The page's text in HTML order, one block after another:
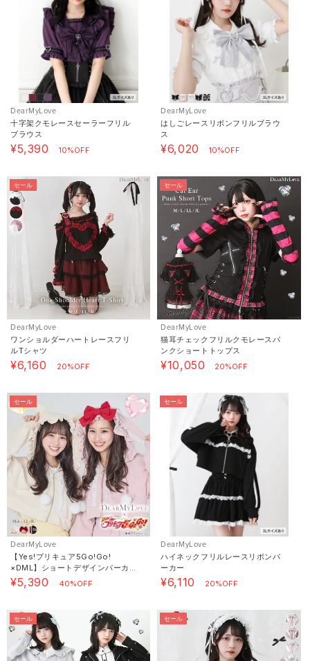
DearMyLove
十字架クモレースセーラーフリル
ブラウス
¥5,390 10%OFF
DearMyLove
はしごレースリボンフリルブラウ
ス
¥6,020 10%OFF
セール
DearMyLove
ワンショルダーハートレースフリ
ルTシャツ
¥6,160 20%OFF
セール
DearMyLove
猫耳チェックフリルクモレースパ
ンクショートトップス
¥10,050 20%OFF
セール
DearMyLove
【Yes!プリキュア5Go!Go!
×DML】ショートデザインパーカ
ー
¥5,390 40%OFF
セール
DearMyLove
ハイネックフリルレースリボンパ
ーカー
¥6,110 20%OFF
セール セール